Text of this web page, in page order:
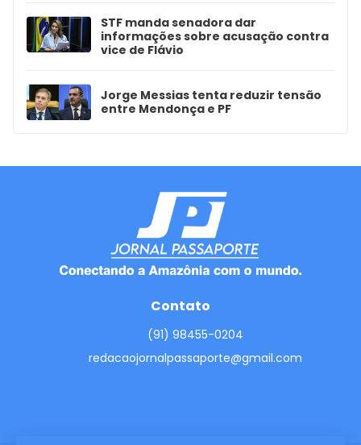
STF manda senadora dar
informações sobre acusação contra
vice de Flávio
Jorge Messias tenta reduzir tensão
entre Mendonça e PF
Contato
(91) 98455-0204
redacaojornalpassaporte@gmail.com